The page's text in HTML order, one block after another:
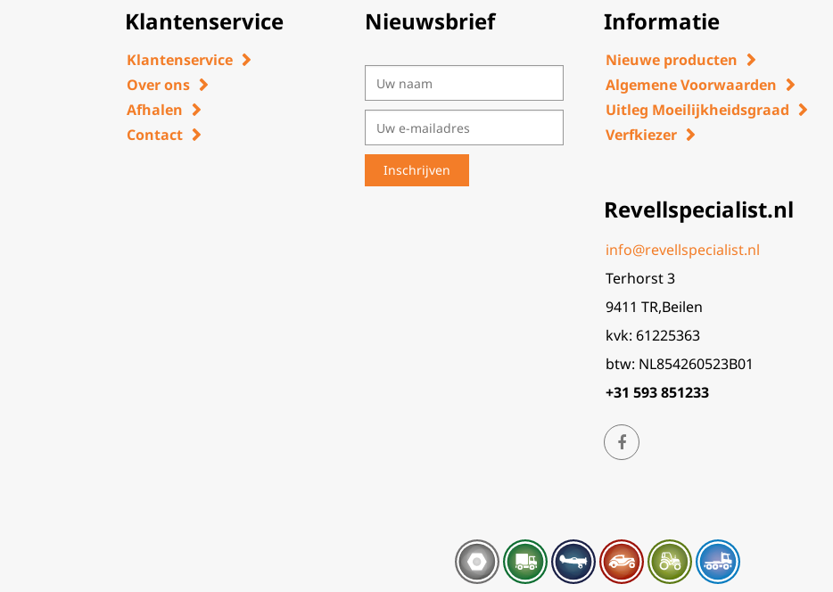
Klantenservice
Klantenservice
Over ons
Afhalen
Contact
Nieuwsbrief Informatie
Nieuwe producten
Algemene Voorwaarden
Uitleg Moeilijkheidsgraad
Verfkiezer
Revellspecialist.nl
info@revellspecialist.nl
Terhorst 3
9411 TR,Beilen
kvk: 61225363
btw: NL854260523B01
+31 593 851233